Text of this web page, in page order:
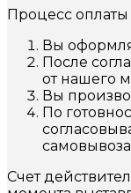
Процесс
Вы
После
от нашего
Вы
По
Счет